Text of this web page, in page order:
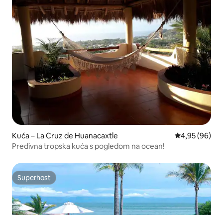
Kuća – La Cruz de Huanacaxtle Prosječna
4,95 (96)
Predivna tropska kuća s pogledom na ocean!
Superhost
Superhost